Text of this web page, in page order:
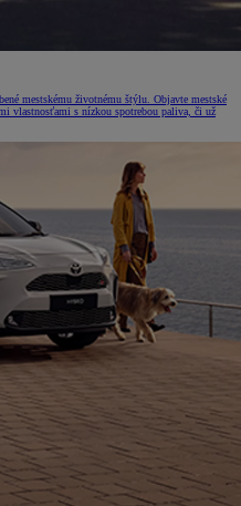
mestskému životnému štýlu. Objavte mestské
vlastnosťami s nízkou spotrebou paliva, či už